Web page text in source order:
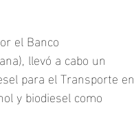
el Banco
llevó a cabo un
para el Transporte en
y biodiesel como